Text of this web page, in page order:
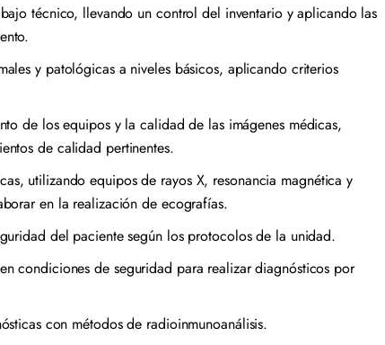
técnico, llevando un control del inventario y aplicando las
y patológicas a niveles básicos, aplicando criterios
de los equipos y la calidad de las imágenes médicas,
de calidad pertinentes.
utilizando equipos de rayos X, resonancia magnética y
en la realización de ecografías.
del paciente según los protocolos de la unidad.
condiciones de seguridad para realizar diagnósticos por
con métodos de radioinmunoanálisis.